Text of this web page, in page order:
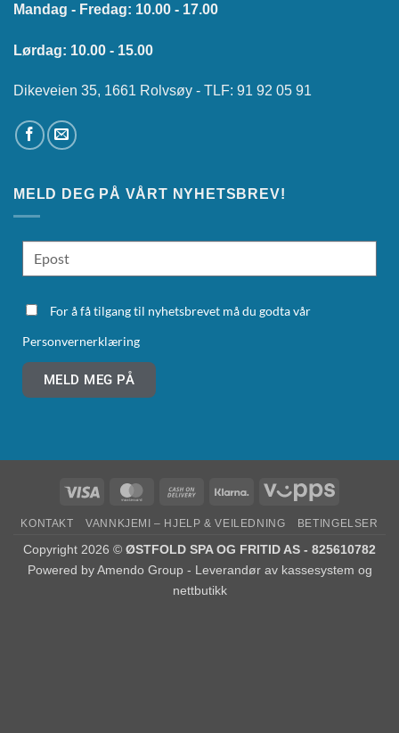
Mandag - Fredag: 10.00 - 17.00
Lørdag: 10.00 - 15.00
Dikeveien 35, 1661 Rolvsøy - TLF: 91 92 05 91
MELD DEG PÅ VÅRT NYHETSBREV!
For å få tilgang til nyhetsbrevet må du godta vår
Personvernerklæring
MELD MEG PÅ
KONTAKT VANNKJEMI – HJELP & VEILEDNING BETINGELSER
Copyright 2026 © ØSTFOLD SPA OG FRITID AS - 825610782
Powered byAmendo Group - Leverandør av kassesystem og
nettbutikk